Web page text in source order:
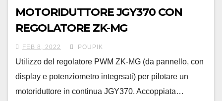
MOTORIDUTTORE JGY370 CON
REGOLATORE ZK-MG
FEB 8, 2022 POUPIK
Utilizzo del regolatore PWM ZK-MG (da pannello, con
display e potenziometro integrsati) per pilotare un
motoriduttore in continua JGY370. Accoppiata…